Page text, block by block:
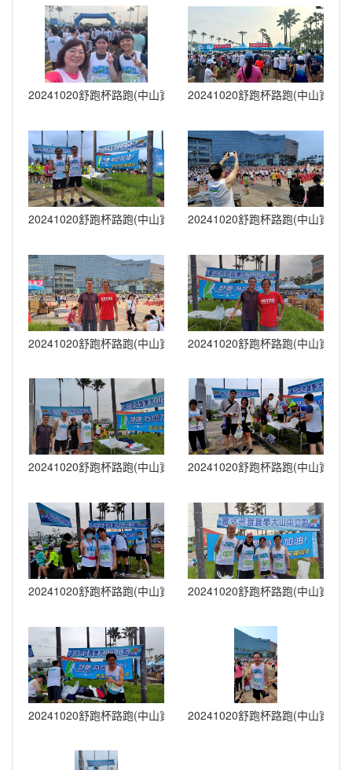
20241020舒跑杯路跑(中山資管) (16)20241020舒跑杯路跑(中山資管)
20241020舒跑杯路跑(中山資管) (20)20241020舒跑杯路跑(中山資管)
20241020舒跑杯路跑(中山資管) (22)20241020舒跑杯路跑(中山資管)
20241020舒跑杯路跑(中山資管) (24)20241020舒跑杯路跑(中山資管)
20241020舒跑杯路跑(中山資管) (27)20241020舒跑杯路跑(中山資管)
20241020舒跑杯路跑(中山資管) (31)20241020舒跑杯路跑(中山資管)